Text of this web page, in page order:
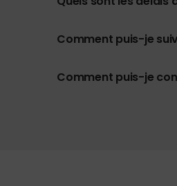
Comment puis-je
Comment puis-je